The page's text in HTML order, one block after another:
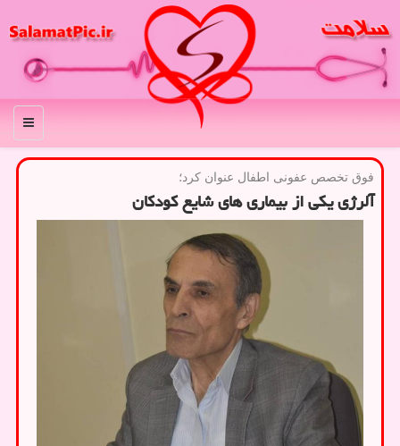
منو
فوق تخصص عفونی اطفال عنوان كرد؛
آلرژی یکی از بیماری های شایع کودکان